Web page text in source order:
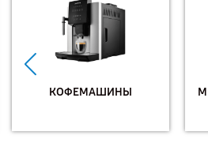
КОФЕМАШИНЫ